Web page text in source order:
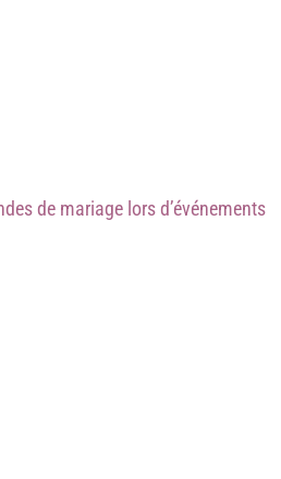
de mariage lors d’événements